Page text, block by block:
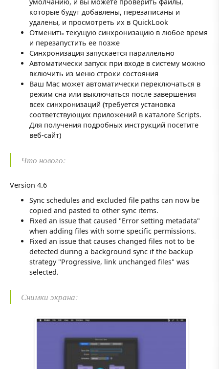
которые будут добавлены, перезаписаны и
удалены, и просмотреть их в QuickLook
Отменить текущую синхронизацию в любое время
и перезапустить ее позже
Синхронизация запускается параллельно
Автоматически запуск при входе в систему можно
включить из меню строки состояния
Ваш Mac может автоматически переключаться в
режим сна или выключаться после завершения
всех синхронизаций (требуется установка
соответствующих приложений в каталоге Scripts.
Для получения подробных инструкций посетите
веб-сайт)
Что нового:
Version 4.6
Sync schedules and excluded file paths can now be
copied and pasted to other sync items.
Fixed an issue that caused "Error setting metadata"
when adding files with some specific permissions.
Fixed an issue that causes changed files not to be
detected during a background sync if the backup
strategy "Progressive, link unchanged files" was
selected.
Снимки экрана: